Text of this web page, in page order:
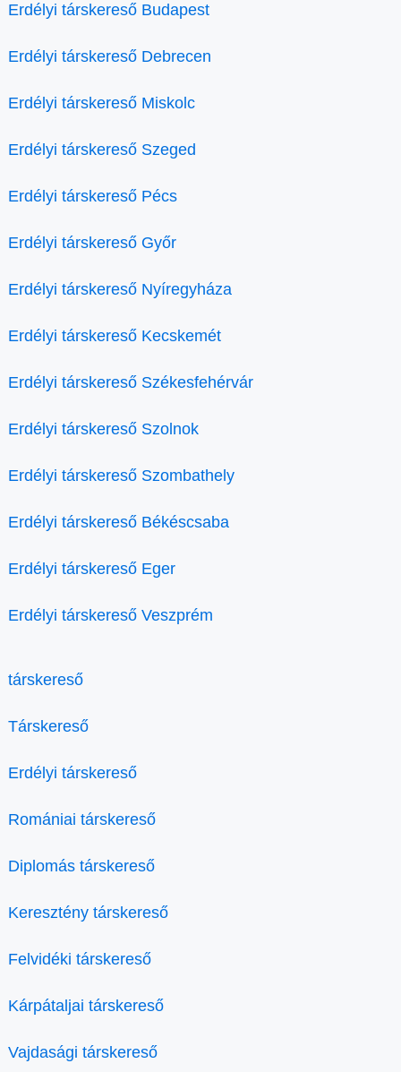
Erdélyi társkereső Budapest
Erdélyi társkereső Debrecen
Erdélyi társkereső Miskolc
Erdélyi társkereső Szeged
Erdélyi társkereső Pécs
Erdélyi társkereső Győr
Erdélyi társkereső Nyíregyháza
Erdélyi társkereső Kecskemét
Erdélyi társkereső Székesfehérvár
Erdélyi társkereső Szolnok
Erdélyi társkereső Szombathely
Erdélyi társkereső Békéscsaba
Erdélyi társkereső Eger
Erdélyi társkereső Veszprém
társkereső
Társkereső
Erdélyi társkereső
Romániai társkereső
Diplomás társkereső
Keresztény társkereső
Felvidéki társkereső
Kárpátaljai társkereső
Vajdasági társkereső